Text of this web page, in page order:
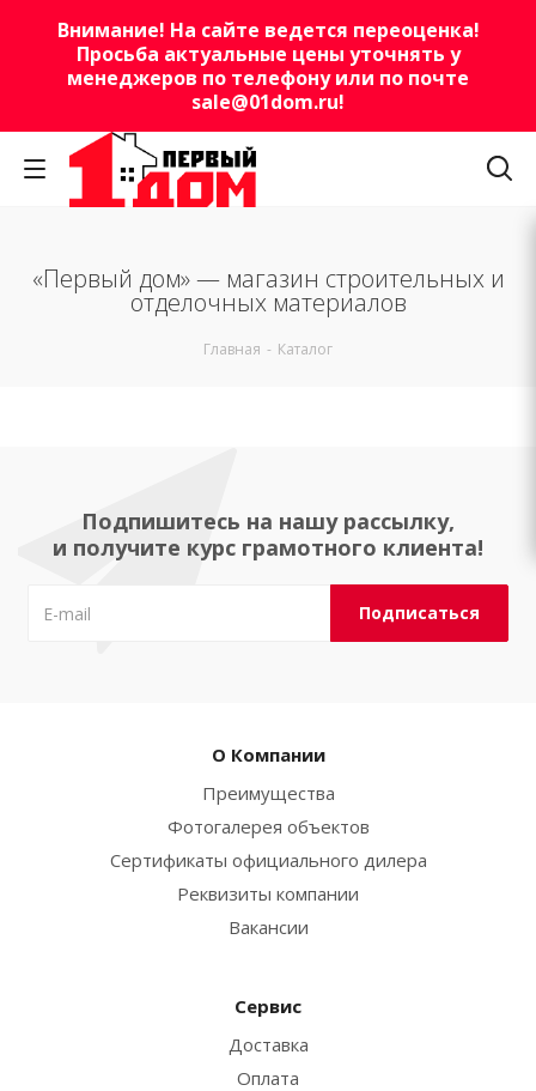
Внимание! На сайте ведется переоценка!
Просьба актуальные цены уточнять у
менеджеров по телефону или по почте
sale@01dom.ru!
«Первый дом» — магазин строительных и
отделочных материалов
Главная - Каталог
Подпишитесь на нашу рассылку,
и получите курс грамотного клиента!
О Компании
Преимущества
Фотогалерея объектов
Сертификаты официального дилера
Реквизиты компании
Вакансии
Сервис
Доставка
Оплата